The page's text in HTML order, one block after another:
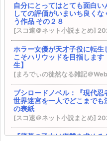
世界で勇者になれなかった俺
に生きたいと思います～』 書
SQEXノベル：『天才魔法オ
境領主になったら、こうなり
紙
完結済みのおすすめ作品 その
DREノベルス：『魔法の瓶詰
じけない ~追放された呪われ
一から幸せを掴みます~』 な
『異世界★魔法少女― 転生初
したが、変身が罰ゲームすぎ
術師、カレンの激情 ～ダンジ
は、君達に夢を見せるか～』
VRMMOの作品で何かオスス
自分にとってはとても面白い
しての評価がいまいち良く
う作品 その２８
[スコ速＠ネット小説まとめ]
ホラー女優が天才子役に転
こそハリウッドを目指しま
生】
ブシロードノベル：『現代忍
世界迷宮を一人でどこまでも
の表紙
[スコ速＠ネット小説まとめ]
『薄暮の乙女は復讐を求める